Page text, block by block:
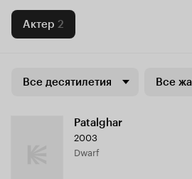
Актер 2
Все десятилетия Все
Patalghar
2003
Dwarf